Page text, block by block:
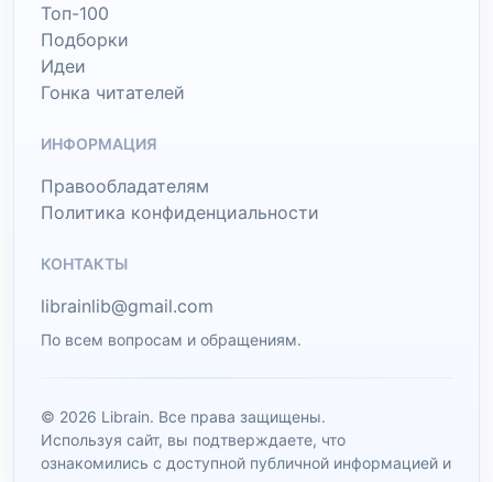
Топ-100
Подборки
Идеи
Гонка читателей
ИНФОРМАЦИЯ
Правообладателям
Политика конфиденциальности
КОНТАКТЫ
librainlib@gmail.com
По всем вопросам и обращениям.
© 2026 Librain. Все права защищены.
Используя сайт, вы подтверждаете, что
ознакомились с доступной публичной информацией и